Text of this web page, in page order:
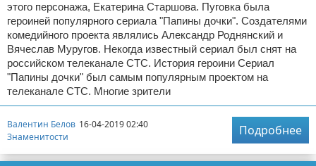
этого персонажа, Екатерина Старшова. Пуговка была
героиней популярного сериала "Папины дочки". Создателями
комедийного проекта являлись Александр Роднянский и
Вячеслав Муругов. Некогда известный сериал был снят на
российском телеканале СТС. История героини Сериал
"Папины дочки" был самым популярным проектом на
телеканале СТС. Многие зрители
Валентин Белов 16-04-2019 02:40
Знаменитости
Подробнее